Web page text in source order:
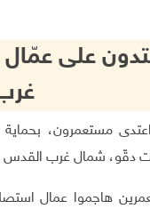
على
11-2025 وفا- اعتدى
دقّو، شمال غرب القدس
هاجموا عمال